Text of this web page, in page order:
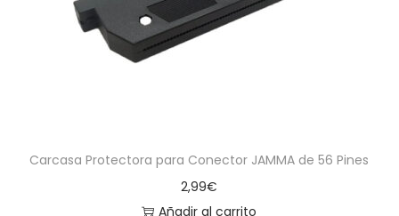
Carcasa Protectora para Conector JAMMA de 56 Pines
2,99€
Añadir al carrito